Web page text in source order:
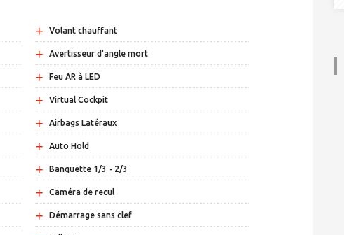
+ Volant chauffant
+ Avertisseur d'angle mort
+ Feu AR à LED
+ Virtual Cockpit
+ Airbags Latéraux
+ Auto Hold
+ Banquette 1/3 - 2/3
+ Caméra de recul
+ Démarrage sans clef